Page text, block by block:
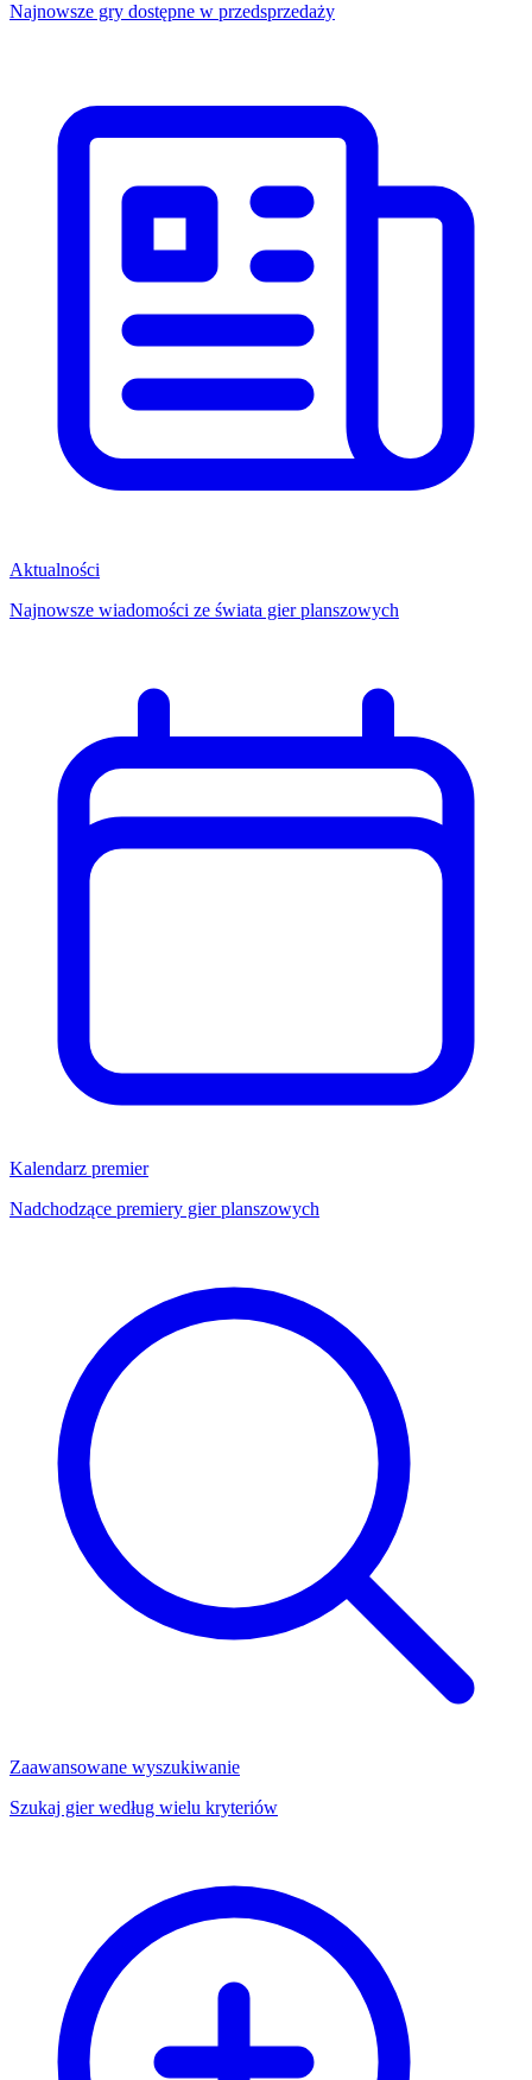
Najnowsze gry dostępne w przedsprzedaży
Aktualności
Najnowsze wiadomości ze świata gier planszowych
Kalendarz premier
Nadchodzące premiery gier planszowych
Zaawansowane wyszukiwanie
Szukaj gier według wielu kryteriów